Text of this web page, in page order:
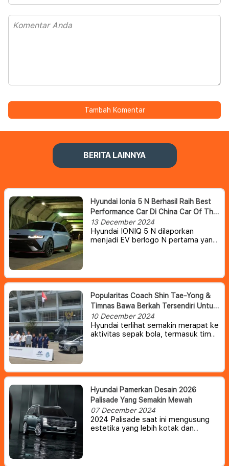
Tambah Komentar
BERITA LAINNYA
Hyundai Ionia 5 N Berhasil Raih Best
Performance Car Di China Car Of The
Year Awards 2025.
13 December 2024
Hyundai IONIQ 5 N dilaporkan
menjadi EV berlogo N pertama yang
Popularitas Coach Shin Tae-Yong &
Timnas Bawa Berkah Tersendiri Untuk
Hyundai Indonesia
10 December 2024
Hyundai terlihat semakin merapat ke
aktivitas sepak bola, termasuk tim
membuat viral All New Hyundai
Santa Fe.
Hyundai Pamerkan Desain 2026
Palisade Yang Semakin Mewah
07 December 2024
2024 Palisade saat ini mengusung
estetika yang lebih kotak dan